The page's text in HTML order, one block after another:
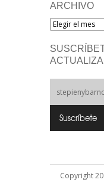
ARCHIVO
Archivo
Copyright